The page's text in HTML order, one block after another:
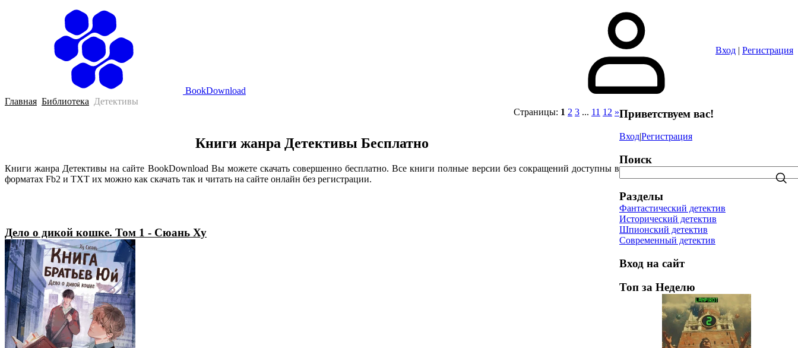
BookDownload
Вход | Регистрация
Главная Библиотека
Детективы
Страницы: 1 2 3 ... 11 12 »
Книги жанра Детективы Бесплатно
Книги жанра Детективы на сайте BookDownload Вы можете скачать совершенно бесплатно. Все книги полные версии без сокращений доступны в
форматах Fb2 и TXT их можно как скачать так и читать на сайте онлайн без регистрации.
Дело о дикой кошке. Том 1 - Сюань Ху
Приветствуем вас!
Вход|Регистрация
Поиск
Разделы
Фантастический детектив
Исторический детектив
Шпионский детектив
Современный детектив
Вход на сайт
Топ за Неделю